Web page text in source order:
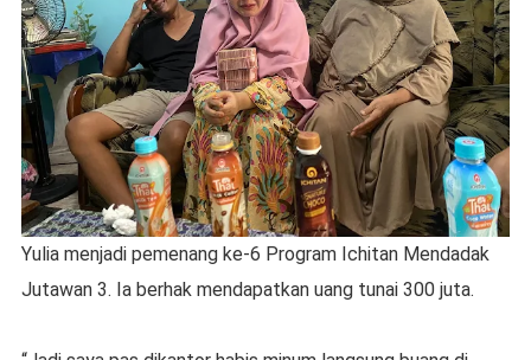
Yulia menjadi pemenang ke-6 Program Ichitan Mendadak
Jutawan 3. Ia berhak mendapatkan uang tunai 300 juta.